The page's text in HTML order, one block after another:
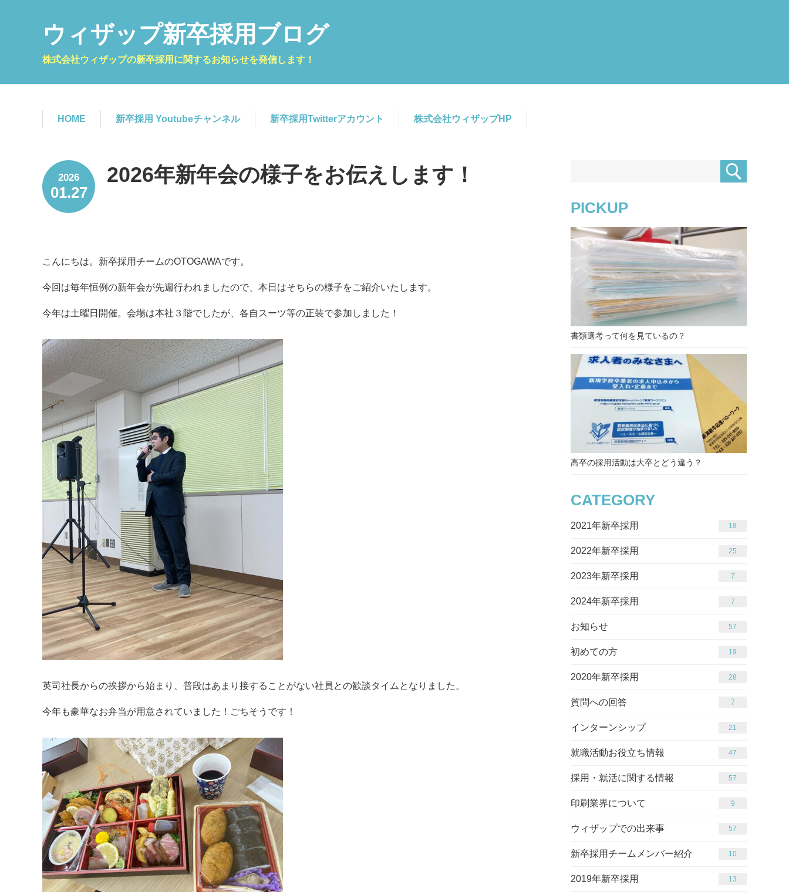
ウィザップ新卒採用ブログ
株式会社ウィザップの新卒採用に関するお知らせを発信します！
HOME 新卒採用 Youtubeチャンネル 新卒採用Twitterアカウント 株式会社ウィザップHP
2026
01.27
2026年新年会の様子をお伝えします！
こんにちは。新卒採用チームのOTOGAWAです。
今回は毎年恒例の新年会が先週行われましたので、本日はそちらの様子をご紹介いたします。
今年は土曜日開催。会場は本社３階でしたが、各自スーツ等の正装で参加しました！
英司社長からの挨拶から始まり、普段はあまり接することがない社員との歓談タイムとなりました。
今年も豪華なお弁当が用意されていました！ごちそうです！
PICKUP
書類選考って何を見ているの？
高卒の採用活動は大卒とどう違う？
CATEGORY
2021年新卒採用 18
2022年新卒採用 25
2023年新卒採用 7
2024年新卒採用 7
お知らせ 65
初めての方 19
2020年新卒採用 28
質問への回答 7
インターンシップ 21
就職活動お役立ち情報 47
採用・就活に関する情報 65
印刷業界について 9
ウィザップでの出来事 65
新卒採用チームメンバー紹介 10
2019年新卒採用 13